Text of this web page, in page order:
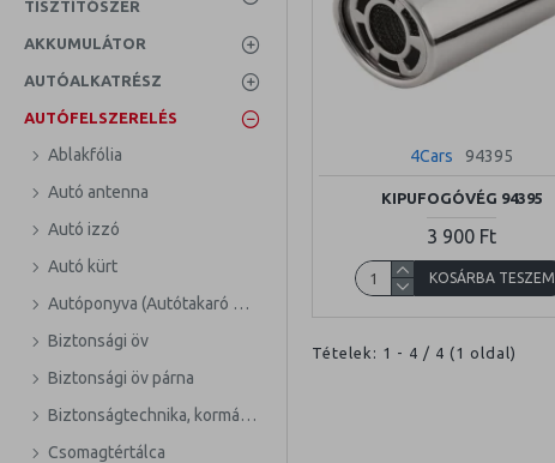
TISZTÍTÓSZER
AKKUMULÁTOR
AUTÓALKATRÉSZ
AUTÓFELSZERELÉS
Ablakfólia
Autó antenna
Autó izzó
Autó kürt
Autóponyva (Autótakaró ponyva)
Biztonsági öv
Biztonsági öv párna
Biztonságtechnika, kormányzár
Csomagtértálca
4Cars 94395
KIPUFOGÓVÉG 94395
3 900 Ft
KOSÁRBA TESZEM
Tételek: 1 - 4 / 4 (1 oldal)